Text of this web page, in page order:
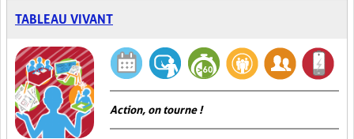
TABLEAU VIVANT
Action, on tourne !